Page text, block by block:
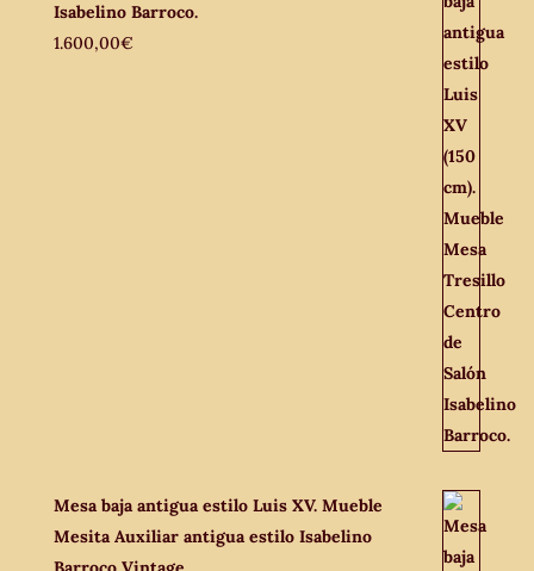
Isabelino Barroco.
1.600,00€
Mesa baja antigua estilo Luis XV. Mueble
Mesita Auxiliar antigua estilo Isabelino